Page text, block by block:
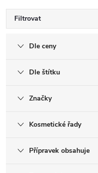
Filtrovat
Dle ceny
Dle štítku
Značky
Kosmetické řady
Přípravek obsahuje